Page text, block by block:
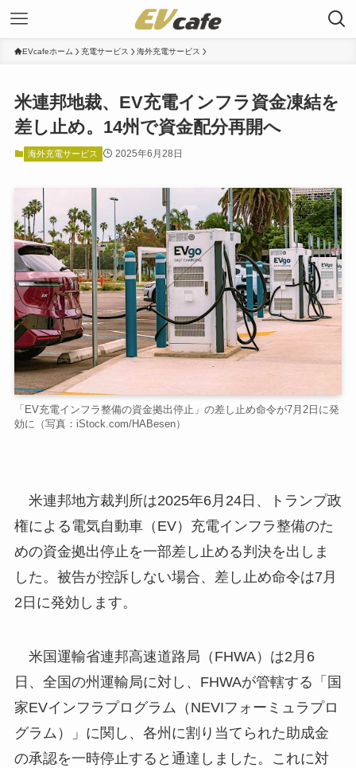
EVcafeホーム 充電サービス 海外充電サービス
米連邦地裁、EV充電インフラ資金凍結を
差し止め。14州で資金配分再開へ
海外充電サービス 2025年6月28日
「EV充電インフラ整備の資金拠出停止」の差し止め命令が7月2日に発
効に（写真：iStock.com/HABesen）
米連邦地方裁判所は2025年6月24日、トランプ政
権による電気自動車（EV）充電インフラ整備のた
めの資金拠出停止を一部差し止める判決を出しま
した。被告が控訴しない場合、差し止め命令は7月
2日に発効します。
米国運輸省連邦高速道路局（FHWA）は2月6
日、全国の州運輸局に対し、FHWAが管轄する「国
家EVインフラプログラム（NEVIフォーミュラプロ
グラム）」に関し、各州に割り当てられた助成金
の承認を一時停止すると通達しました。これに対